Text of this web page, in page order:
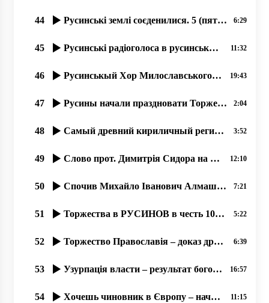
44 Русинські землі соєденилися. 5 (пять) дней в рокаши! Лубня-Волосатоє 2019 6:29
45 Русинські радіоголоса в русинськых Карпатах 11:32
46 Русинськый Хор Милославського с 1945 року.. …07.2020, прот. Димитрий Сидор 19:43
47 Русины начали праздновати Торжество Православия раньше от Киева. 2:04
48 Самый древний кириличный регион Европы – наша Карпатська Русь. 3:52
49 Слово прот. Димитрія Сидора на открытіє фестиваля русинськой культуры в Міжгірї 12:10
50 Спочив Михайло Іванович Алмашій (1930-2019). 7:21
51 Торжества в РУСИНОВ в честь 100 летия Руской Народной Республикы Лемков! 5:22
52 Торжество Православія – доказ древности вҍры и вҍрности древнім рҍшеніям. 6:39
53 Узурпація власти – результат богоборчества, 16.09.2020 прот. Димитрий Сидор 16:57
54 Хочешь чиновник в Європу – начинай уважати права русинов! 30.01.2020 11:15